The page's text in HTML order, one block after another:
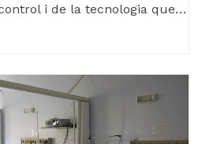
i de la tecnologia que…